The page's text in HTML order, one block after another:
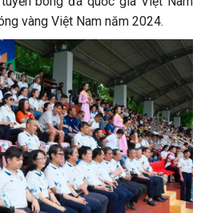
vàng Việt Nam năm 2024.